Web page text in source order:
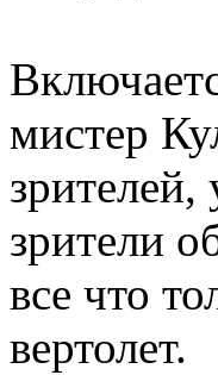
мистер
зрители
все что
вертолет.